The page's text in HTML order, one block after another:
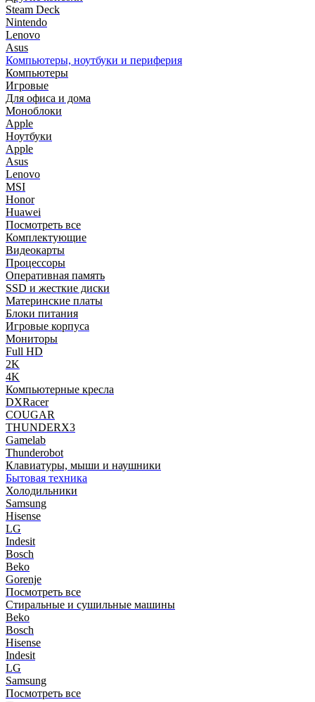
Steam Deck
Nintendo
Lenovo
Asus
Компьютеры, ноутбуки и периферия
Компьютеры
Игровые
Для офиса и дома
Моноблоки
Apple
Ноутбуки
Apple
Asus
Lenovo
MSI
Honor
Huawei
Посмотреть все
Комплектующие
Видеокарты
Процессоры
Оперативная память
SSD и жесткие диски
Материнские платы
Блоки питания
Игровые корпуса
Мониторы
Full HD
2K
4K
Компьютерные кресла
DXRacer
COUGAR
THUNDERX3
Gamelab
Thunderobot
Клавиатуры, мыши и наушники
Бытовая техника
Холодильники
Samsung
Hisense
LG
Indesit
Bosch
Beko
Gorenje
Посмотреть все
Стиральные и сушильные машины
Beko
Bosch
Hisense
Indesit
LG
Samsung
Посмотреть все